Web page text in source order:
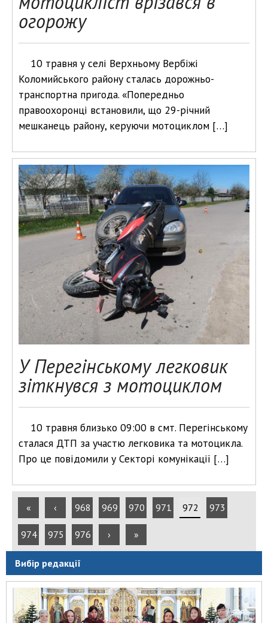
огорожу
10 травня у селі Верхньому Вербіжі
Коломийського району сталась дорожньо-
транспортна пригода. «Попередньо
правоохоронці встановили, що 29-річний
мешканець району, керуючи мотоциклом […]
У Перегінському легковик
зіткнувся з мотоциклом
10 травня близько 09:00 в смт. Перегінському
сталася ДТП за участю легковика та мотоцикла.
Про це повідомили у Секторі комунікації […]
« ‹ 968 969 970 971 972 973
974 975 976 › »
Вибір редакції